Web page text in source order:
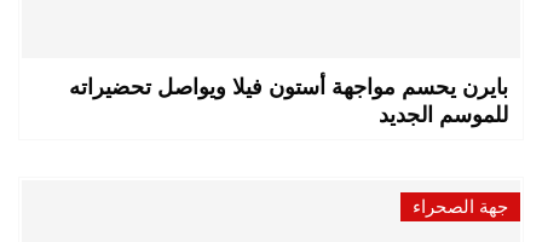
بايرن يحسم مواجهة أستون فيلا ويواصل تحضيراته
للموسم الجديد
جهة الصحراء